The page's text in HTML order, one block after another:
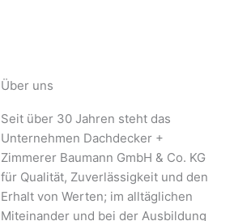
Über uns
Seit über 30 Jahren steht das
Unternehmen Dachdecker +
Zimmerer Baumann GmbH & Co. KG
für Qualität, Zuverlässigkeit und den
Erhalt von Werten; im alltäglichen
Miteinander und bei der Ausbildung